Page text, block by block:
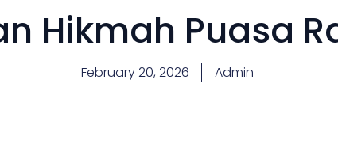
Hikmah Puasa
February 20, 2026 Admin